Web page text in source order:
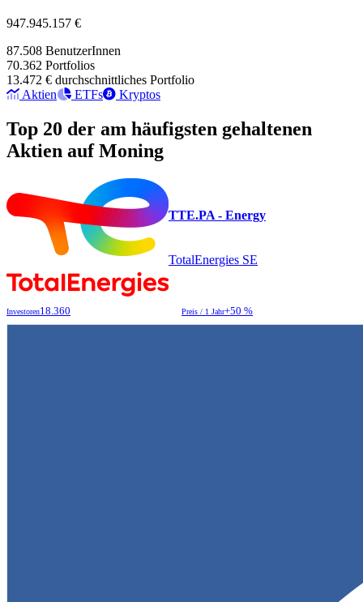
947.945.157 €
87.508 BenutzerInnen
70.362 Portfolios
13.472 € durchschnittliches Portfolio
Aktien
ETFs Kryptos
Top 20 der am häufigsten gehaltenen
Aktien auf Moning
TTE.PA - Energy
TotalEnergies SE
Investoren18.360 Preis / 1 Jahr+50 %